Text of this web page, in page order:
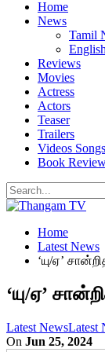
Home
News
Tamil
Reviews
Movies
Actress
Actors
Teaser
Trailers
Videos Songs
Book
Home
Latest News
‘யு/ஏ’
‘யு/ஏ’
Latest NewsLatest
On Jun 25, 2024